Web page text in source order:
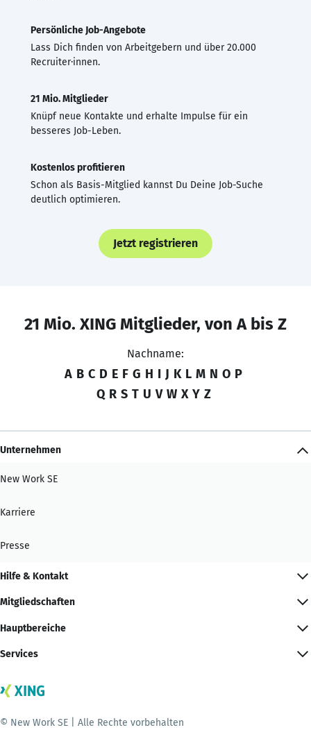
Persönliche Job-Angebote
Lass Dich finden von Arbeitgebern und über 20.000
Recruiter·innen.
21 Mio. Mitglieder
Knüpf neue Kontakte und erhalte Impulse für ein
besseres Job-Leben.
Kostenlos profitieren
Schon als Basis-Mitglied kannst Du Deine Job-Suche
deutlich optimieren.
Jetzt registrieren
21 Mio. XING Mitglieder, von A bis Z
Nachname:
A B C D E F G H I J K L M N O P
Q R S T U V W X Y Z
Unternehmen
New Work SE
Karriere
Presse
Hilfe & Kontakt
Mitgliedschaften
Hauptbereiche
Services
© New Work SE | Alle Rechte vorbehalten